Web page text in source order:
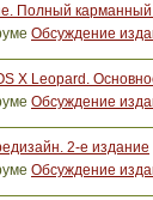
Полный карманный
Обсуждение
X Leopard.
Обсуждение
2-е издание
Обсуждение